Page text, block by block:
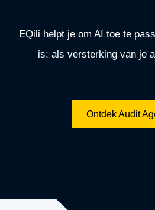
EQili helpt je om AI toe te
is: als versterking van je
Ontdek Audit